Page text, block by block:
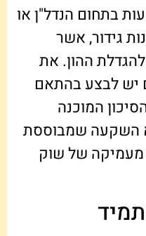
בתחום הנדל"ן או
גידור, אשר
ההון. את
יש לבצע בהתאם
המוכנה
השקעה שמבוססת
מעמיקה של שוק